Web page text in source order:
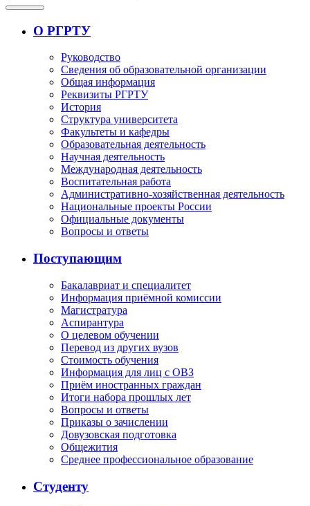
О РГРТУ
Руководство
Сведения об образовательной организации
Общая информация
Реквизиты РГРТУ
История
Структура университета
Факультеты и кафедры
Образовательная деятельность
Научная деятельность
Международная деятельность
Воспитательная работа
Административно-хозяйственная деятельность
Национальные проекты России
Официальные документы
Вопросы и ответы
Поступающим
Бакалавриат и специалитет
Информация приёмной комиссии
Магистратура
Аспирантура
О целевом обучении
Перевод из других вузов
Стоимость обучения
Информация для лиц с ОВЗ
Приём иностранных граждан
Итоги набора прошлых лет
Вопросы и ответы
Приказы о зачислении
Довузовская подготовка
Общежития
Среднее профессиональное образование
Студенту